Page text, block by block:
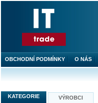
KATEGORIE VÝROBCI
OBCHODNÍ PODMÍNKY O NÁS